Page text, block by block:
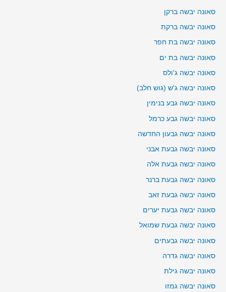
סאונה יבשה ברקן
סאונה יבשה ברקת
סאונה יבשה בת חפר
סאונה יבשה בת ים
סאונה יבשה ג'ולס
סאונה יבשה ג'ש (גוש חלב)
סאונה יבשה גבע בנימין
סאונה יבשה גבע כרמל
סאונה יבשה גבעון החדשה
סאונה יבשה גבעת אבני
סאונה יבשה גבעת אלה
סאונה יבשה גבעת ברנר
סאונה יבשה גבעת זאב
סאונה יבשה גבעת יערים
סאונה יבשה גבעת שמואל
סאונה יבשה גבעתים
סאונה יבשה גדרה
סאונה יבשה גילת
סאונה יבשה גמזו